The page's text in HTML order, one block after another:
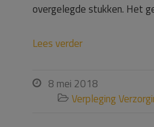
overgelegde stukken. Het
Lees verder
 8 mei 2018
 Verpleging